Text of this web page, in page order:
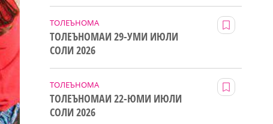
ТОЛЕЪНОМА
ТОЛЕЪНОМАИ 29-УМИ ИЮЛИ
СОЛИ 2026
ТОЛЕЪНОМА
ТОЛЕЪНОМАИ 22-ЮМИ ИЮЛИ
СОЛИ 2026